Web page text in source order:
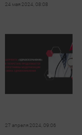
24 мая 2024, 08:08
27 апреля 2024, 09:06